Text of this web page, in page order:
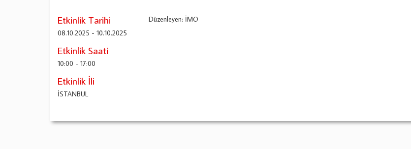
Etkinlik Tarihi
08.10.2025 - 10.10.2025
Etkinlik Saati
10:00 - 17:00
Etkinlik İli
İSTANBUL
Düzenleyen: İMO